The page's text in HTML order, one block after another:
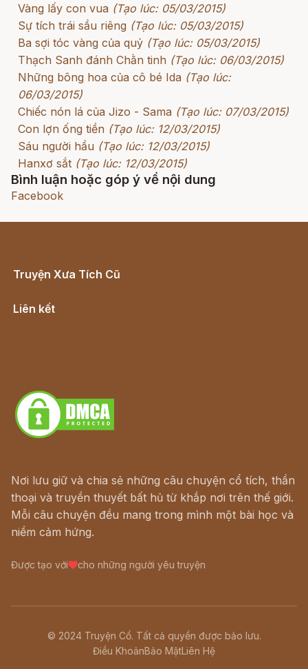
Vàng lấy con vua (Tạo lúc: 05/03/2015)
Sự tích trái sầu riêng (Tạo lúc: 05/03/2015)
Ba sợi tóc vàng của quỷ (Tạo lúc: 05/03/2015)
Thạch Sanh đánh Chằn tinh (Tạo lúc: 06/03/2015)
Những bông hoa của cô bé Ida (Tạo lúc:
06/03/2015)
Chiếc nón lá của Jizo - Sama (Tạo lúc: 07/03/2015)
Con lợn ống tiền (Tạo lúc: 12/03/2015)
Sáu người hầu (Tạo lúc: 12/03/2015)
Hanxơ sắt (Tạo lúc: 12/03/2015)
Bình luận hoặc góp ý về nội dung
Facebook
Truyện Xưa Tích Cũ
Liên kết
Nơi lưu giữ và chia sẻ những câu chuyện cổ tích, thần
thoại và truyền thuyết bất hủ từ khắp nơi trên thế giới.
Mỗi câu chuyện đều mang trong mình một bài học và
niềm cảm hứng.
Được tạo với cho những người yêu truyện
© 2024 Truyện Cổ. Tất cả quyền được bảo lưu.
Điều KhoảnBảo MậtLiên Hệ